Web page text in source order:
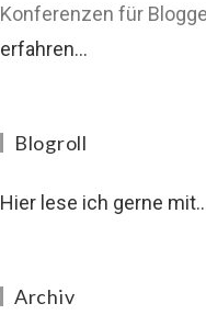
Konferenzen für
erfahren...
Blogroll
Hier lese ich gerne
Archiv